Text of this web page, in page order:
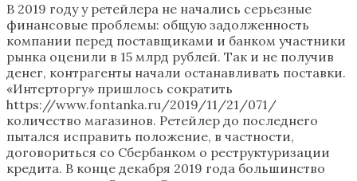
В 2019 году у ретейлера не начались серьезные
финансовые проблемы: общую задолженность
компании перед поставщиками и банком участники
рынка оценили в 15 млрд рублей. Так и не получив
денег, контрагенты начали останавливать поставки.
«Интерторгу» пришлось сократить
https://www.fontanka.ru/2019/11/21/071/
количество магазинов. Ретейлер до последнего
пытался исправить положение, в частности,
договориться со Сбербанком о реструктуризации
кредита. В конце декабря 2019 года большинство